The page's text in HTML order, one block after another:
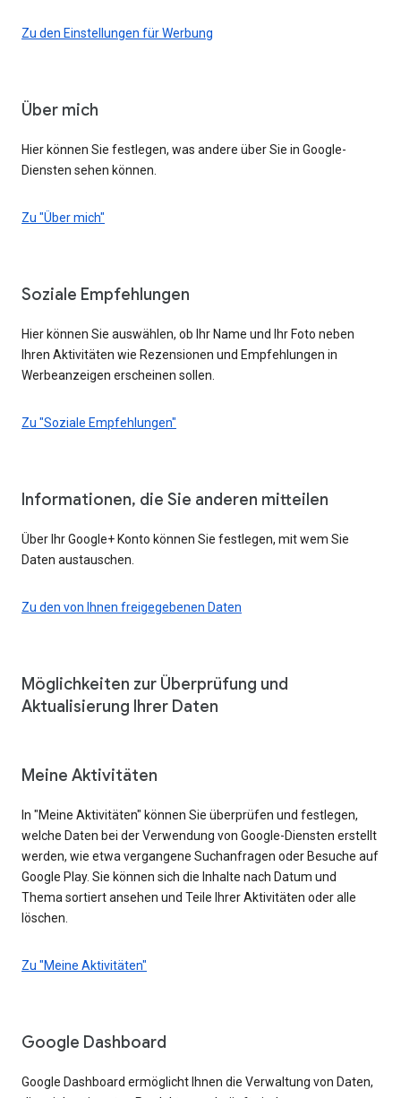
Zu den Einstellungen für Werbung
Über mich
Hier können Sie festlegen, was andere über Sie in Google-
Diensten sehen können.
Zu "Über mich"
Soziale Empfehlungen
Hier können Sie auswählen, ob Ihr Name und Ihr Foto neben
Ihren Aktivitäten wie Rezensionen und Empfehlungen in
Werbeanzeigen erscheinen sollen.
Zu "Soziale Empfehlungen"
Informationen, die Sie anderen mitteilen
Über Ihr Google+ Konto können Sie festlegen, mit wem Sie
Daten austauschen.
Zu den von Ihnen freigegebenen Daten
Möglichkeiten zur Überprüfung und
Aktualisierung Ihrer Daten
Meine Aktivitäten
In "Meine Aktivitäten" können Sie überprüfen und festlegen,
welche Daten bei der Verwendung von Google-Diensten erstellt
werden, wie etwa vergangene Suchanfragen oder Besuche auf
Google Play. Sie können sich die Inhalte nach Datum und
Thema sortiert ansehen und Teile Ihrer Aktivitäten oder alle
löschen.
Zu "Meine Aktivitäten"
Google Dashboard
Google Dashboard ermöglicht Ihnen die Verwaltung von Daten,